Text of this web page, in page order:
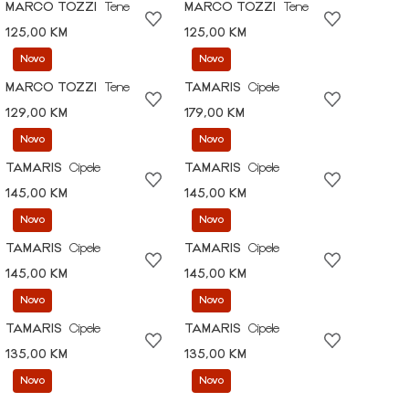
MARCO TOZZI
Tene
125,00 KM
MARCO TOZZI
Tene
125,00 KM
Novo
MARCO TOZZI
Tene
129,00 KM
Novo
TAMARIS
Cipele
179,00 KM
Novo
TAMARIS
Cipele
145,00 KM
Novo
TAMARIS
Cipele
145,00 KM
Novo
TAMARIS
Cipele
145,00 KM
Novo
TAMARIS
Cipele
145,00 KM
Novo
TAMARIS
Cipele
135,00 KM
Novo
TAMARIS
Cipele
135,00 KM
Novo Novo